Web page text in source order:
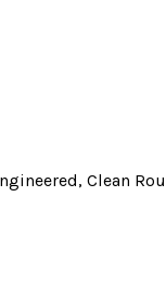
Clean